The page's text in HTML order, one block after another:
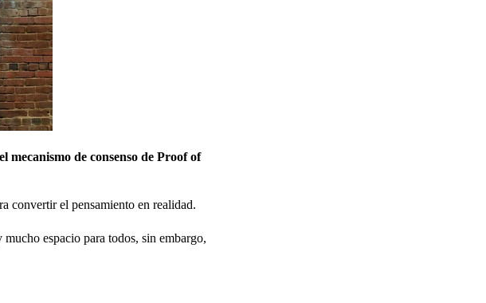
de consenso de Proof of
convertir el pensamiento en realidad.
espacio para todos, sin embargo,